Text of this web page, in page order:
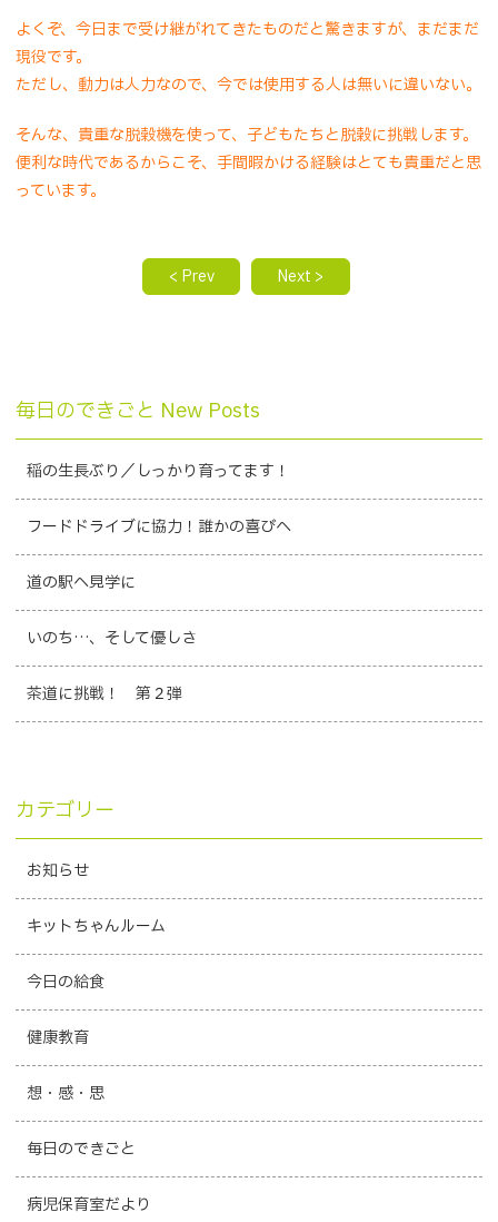
よくぞ、今日まで受け継がれてきたものだと驚きますが、まだまだ
現役です。
ただし、動力は人力なので、今では使用する人は無いに違いない。
そんな、貴重な脱穀機を使って、子どもたちと脱穀に挑戦します。
便利な時代であるからこそ、手間暇かける経験はとても貴重だと思
っています。
< Prev Next >
毎日のできごと New Posts
稲の生長ぶり／しっかり育ってます！
フードドライブに協力！誰かの喜びへ
道の駅へ見学に
いのち…、そして優しさ
茶道に挑戦！ 第２弾
カテゴリー
お知らせ
キットちゃんルーム
今日の給食
健康教育
想・感・思
毎日のできごと
病児保育室だより